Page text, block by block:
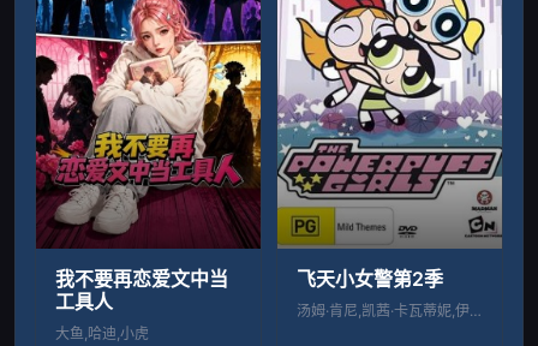
我不要再恋爱文中当
工具人
大鱼,哈迪,小虎
飞天小女警第2季
汤姆·肯尼,凯茜·卡瓦蒂妮,伊丽莎白·戴